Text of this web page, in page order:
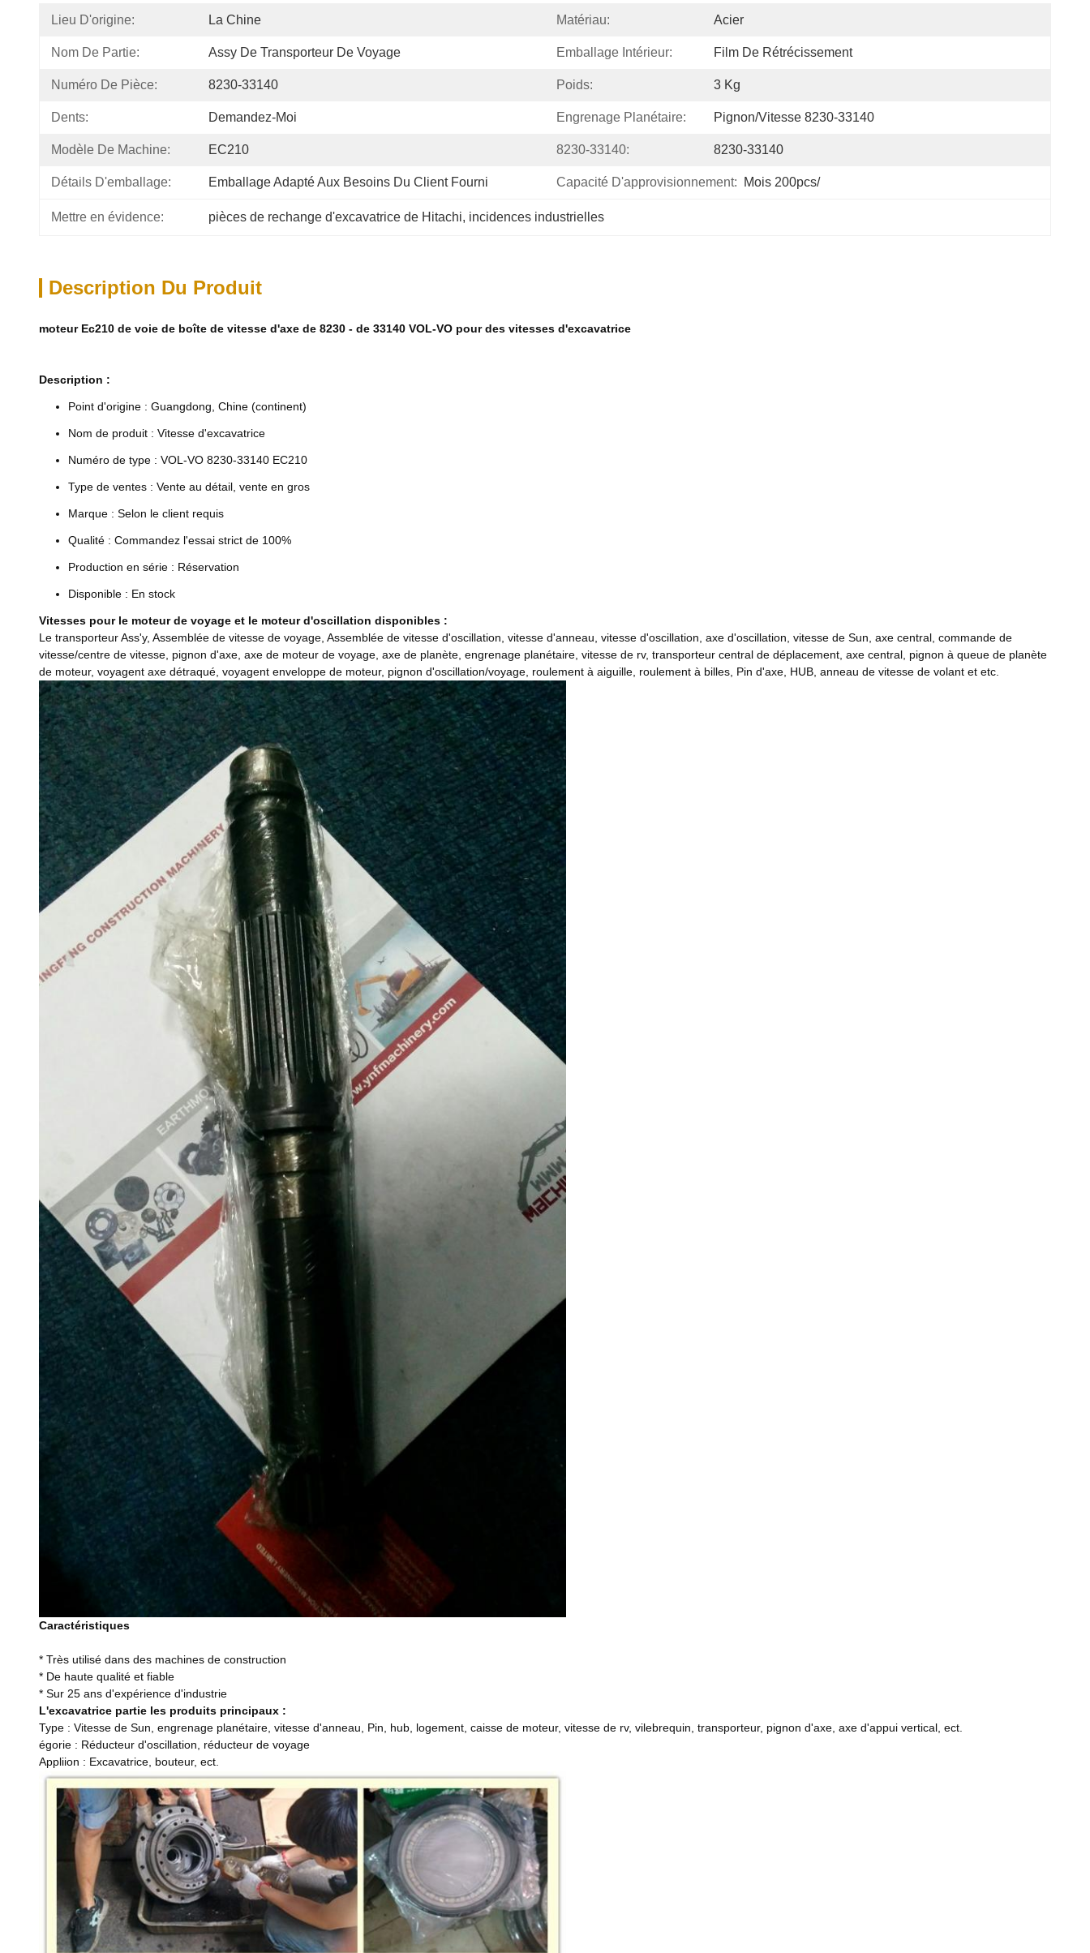
Lieu D'origine: La Chine Matériau: Acier
Nom De Partie: Assy De Transporteur De Voyage Emballage Intérieur: Film De Rétrécissement
Numéro De Pièce: 8230-33140 Poids: 3 Kg
Dents: Demandez-Moi Engrenage Planétaire: Pignon/vitesse 8230-33140
Modèle De Machine: EC210 8230-33140: 8230-33140
Détails D'emballage: Emballage Adapté Aux Besoins Du Client Fourni Capacité D'approvisionnement: Mois 200pcs/
Mettre en évidence: pièces de rechange d'excavatrice de Hitachi, incidences industrielles
Description Du Produit
moteur Ec210 de voie de boîte de vitesse d'axe de 8230 - de 33140 VOL-VO pour des vitesses d'excavatrice
Description :
Point d'origine : Guangdong, Chine (continent)
Nom de produit : Vitesse d'excavatrice
Numéro de type : VOL-VO 8230-33140 EC210
Type de ventes : Vente au détail, vente en gros
Marque : Selon le client requis
Qualité : Commandez l'essai strict de 100%
Production en série : Réservation
Disponible : En stock
Vitesses pour le moteur de voyage et le moteur d'oscillation disponibles :
Le transporteur Ass'y, Assemblée de vitesse de voyage, Assemblée de vitesse d'oscillation, vitesse d'anneau, vitesse d'oscillation, axe d'oscillation, vitesse de Sun, axe central, commande de
vitesse/centre de vitesse, pignon d'axe, axe de moteur de voyage, axe de planète, engrenage planétaire, vitesse de rv, transporteur central de déplacement, axe central, pignon à queue de planète
de moteur, voyagent axe détraqué, voyagent enveloppe de moteur, pignon d'oscillation/voyage, roulement à aiguille, roulement à billes, Pin d'axe, HUB, anneau de vitesse de volant et etc.
Caractéristiques
* Très utilisé dans des machines de construction
* De haute qualité et fiable
* Sur 25 ans d'expérience d'industrie
L'excavatrice partie les produits principaux :
Type : Vitesse de Sun, engrenage planétaire, vitesse d'anneau, Pin, hub, logement, caisse de moteur, vitesse de rv, vilebrequin, transporteur, pignon d'axe, axe d'appui vertical, ect.
égorie : Réducteur d'oscillation, réducteur de voyage
Appliion : Excavatrice, bouteur, ect.